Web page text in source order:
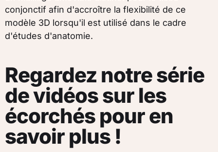
conjonctif afin d'accroître la flexibilité de ce
modèle 3D lorsqu'il est utilisé dans le cadre
d'études d'anatomie.
Regardez notre série
de vidéos sur les
écorchés pour en
savoir plus !